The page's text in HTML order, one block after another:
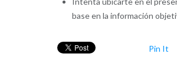
base en la información
Pin It